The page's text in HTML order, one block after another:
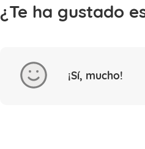
¿Te ha gustado
¡Sí, mucho!